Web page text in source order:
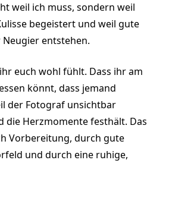
weil ich muss, sondern weil
begeistert und weil gute
entstehen.
euch wohl fühlt. Dass ihr am
könnt, dass jemand
der Fotograf unsichtbar
die Herzmomente festhält. Das
Vorbereitung, durch gute
und durch eine ruhige,